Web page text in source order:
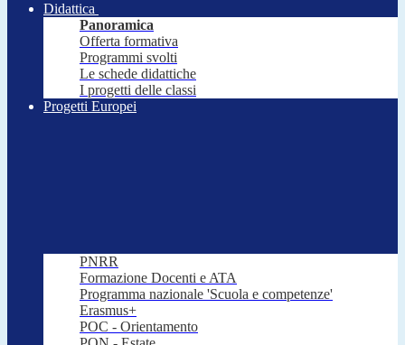
Didattica
Panoramica
Offerta formativa
Programmi svolti
Le schede didattiche
I progetti delle classi
Progetti Europei
PNRR
Formazione Docenti e ATA
Programma nazionale 'Scuola e competenze'
Erasmus+
POC - Orientamento